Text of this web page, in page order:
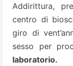
Addirittura,
centro di
giro di
sesso per
laboratorio.